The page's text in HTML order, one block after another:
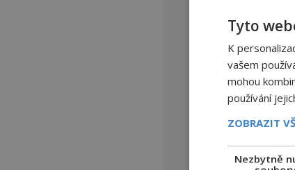
Tyto
K
vašem
mohou
používání
ZOBRAZIT
Nezbytně